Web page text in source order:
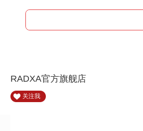
RADXA官方旗舰店
关注我